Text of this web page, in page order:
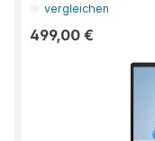
vergleichen
499,00 €